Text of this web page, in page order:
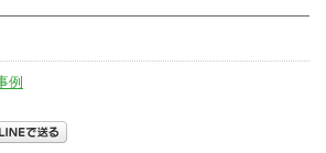
例